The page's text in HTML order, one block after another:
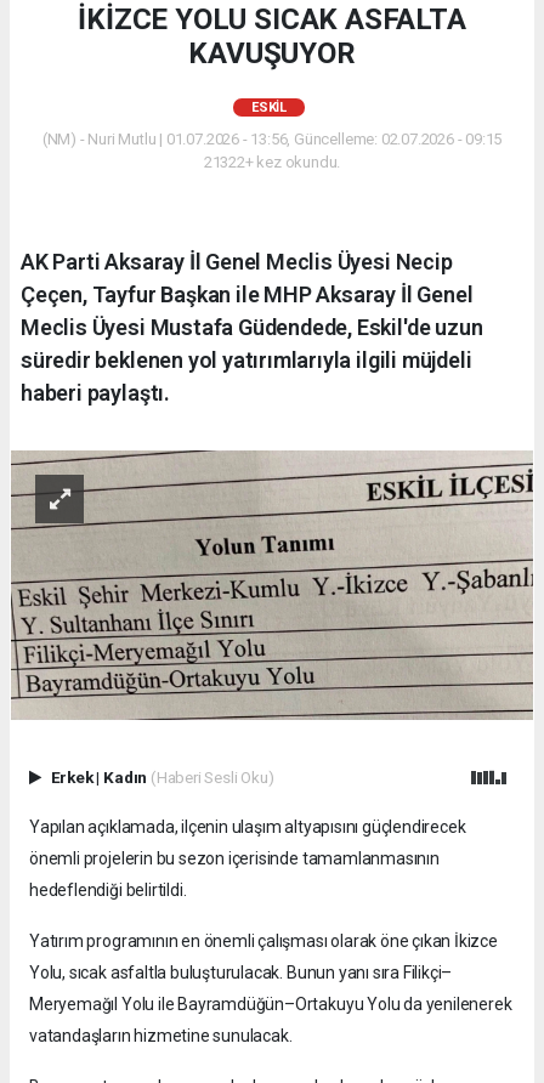
İKİZCE YOLU SICAK ASFALTA
KAVUŞUYOR
ESKİL
(NM) - Nuri Mutlu | 01.07.2026 - 13:56, Güncelleme: 02.07.2026 - 09:15
21322+ kez okundu.
AK Parti Aksaray İl Genel Meclis Üyesi Necip
Çeçen, Tayfur Başkan ile MHP Aksaray İl Genel
Meclis Üyesi Mustafa Güdendede, Eskil'de uzun
süredir beklenen yol yatırımlarıyla ilgili müjdeli
haberi paylaştı.
Erkek| Kadın (Haberi Sesli Oku)
Yapılan açıklamada, ilçenin ulaşım altyapısını güçlendirecek
önemli projelerin bu sezon içerisinde tamamlanmasının
hedeflendiği belirtildi.
Yatırım programının en önemli çalışması olarak öne çıkan İkizce
Yolu, sıcak asfaltla buluşturulacak. Bunun yanı sıra Filikçi–
Meryemağıl Yolu ile Bayramdüğün–Ortakuyu Yolu da yenilenerek
vatandaşların hizmetine sunulacak.